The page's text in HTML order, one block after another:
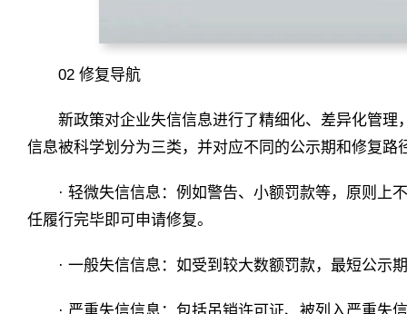
02 修复导航
新政策对企业失信信息进行了精细化、差异化管理
信息被科学划分为三类，并对应不同的公示期和修复路
· 轻微失信信息：例如警告、小额罚款等，原则上
任履行完毕即可申请修复。
· 一般失信信息：如受到较大数额罚款，最短公示